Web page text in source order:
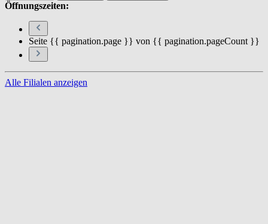
Öffnungszeiten:
Seite {{ pagination.page }} von {{ pagination.pageCount }}
Alle Filialen anzeigen